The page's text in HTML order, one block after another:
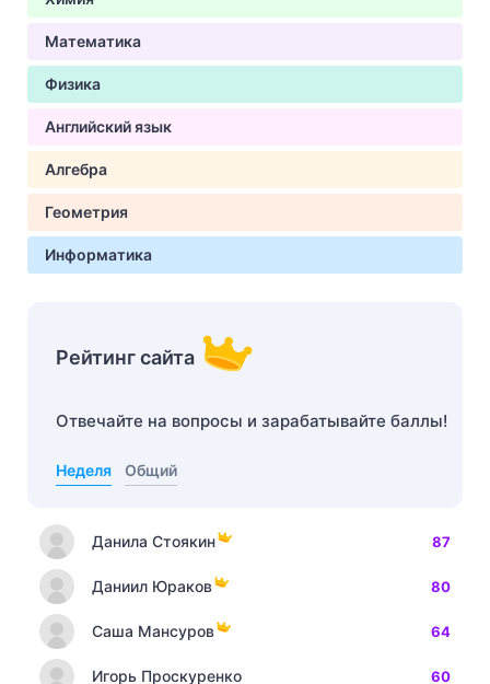
Математика
Физика
Английский язык
Алгебра
Геометрия
Информатика
Рейтинг сайта
Отвечайте на вопросы и зарабатывайте баллы!
Неделя Общий
Данила Стоякин 87
Даниил Юраков 80
Саша Мансуров 64
Игорь Проскуренко 60